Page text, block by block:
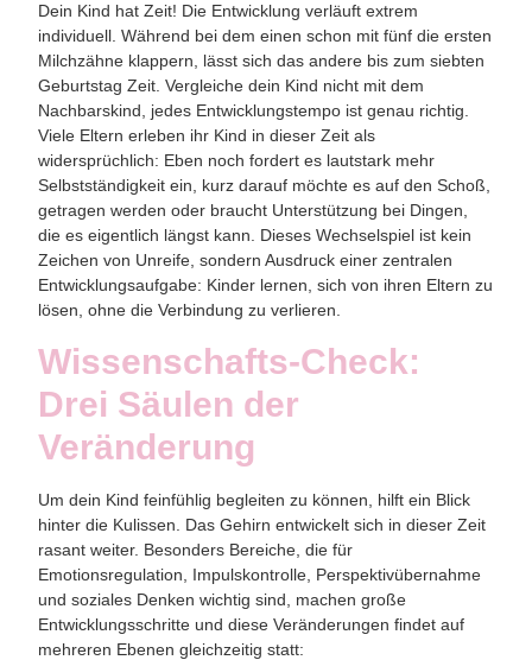
Dein Kind hat Zeit! Die Entwicklung verläuft extrem
individuell. Während bei dem einen schon mit fünf die ersten
Milchzähne klappern, lässt sich das andere bis zum siebten
Geburtstag Zeit. Vergleiche dein Kind nicht mit dem
Nachbarskind, jedes Entwicklungstempo ist genau richtig.
Viele Eltern erleben ihr Kind in dieser Zeit als
widersprüchlich: Eben noch fordert es lautstark mehr
Selbstständigkeit ein, kurz darauf möchte es auf den Schoß,
getragen werden oder braucht Unterstützung bei Dingen,
die es eigentlich längst kann. Dieses Wechselspiel ist kein
Zeichen von Unreife, sondern Ausdruck einer zentralen
Entwicklungsaufgabe: Kinder lernen, sich von ihren Eltern zu
lösen, ohne die Verbindung zu verlieren.
Wissenschafts-Check:
Drei Säulen der
Veränderung
Um dein Kind feinfühlig begleiten zu können, hilft ein Blick
hinter die Kulissen. Das Gehirn entwickelt sich in dieser Zeit
rasant weiter. Besonders Bereiche, die für
Emotionsregulation, Impulskontrolle, Perspektivübernahme
und soziales Denken wichtig sind, machen große
Entwicklungsschritte und diese Veränderungen findet auf
mehreren Ebenen gleichzeitig statt: